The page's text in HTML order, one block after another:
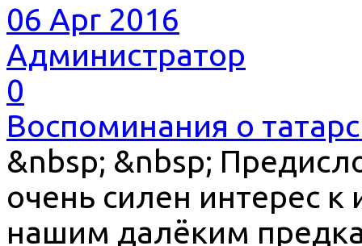
06 Apr 2016
Администратор
0
Воспоминания о
&nbsp; &nbsp;
очень силен интерес
нашим далёким